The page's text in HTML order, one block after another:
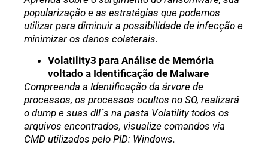
popularização e as estratégias que podemos
utilizar para diminuir a possibilidade de infecção e
minimizar os danos colaterais.
Volatility3 para Análise de Memória
voltado a Identificação de Malware
Compreenda a Identificação da árvore de
processos, os processos ocultos no SO, realizará
o dump e suas dll´s na pasta Volatility todos os
arquivos encontrados, visualize comandos via
CMD utilizados pelo PID: Windows.